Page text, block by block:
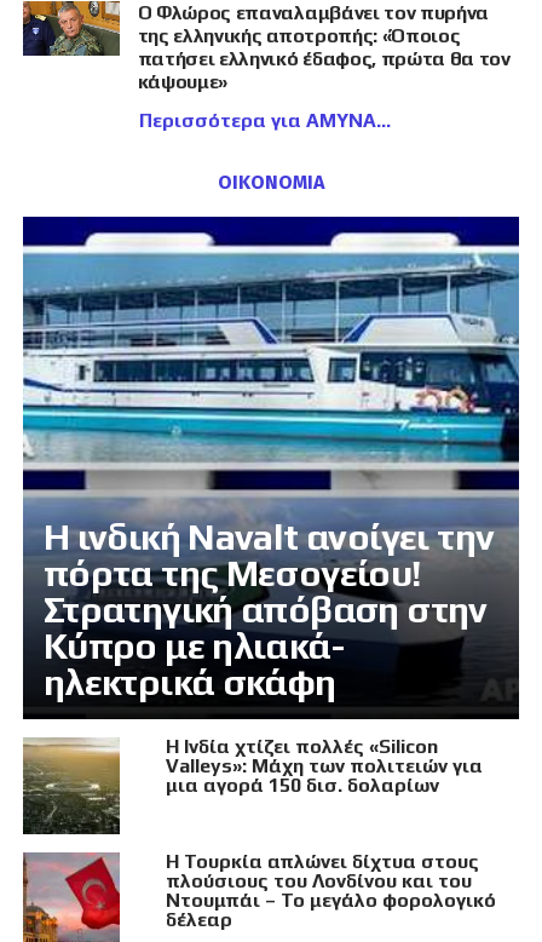
Ο Φλώρος επαναλαμβάνει τον πυρήνα
της ελληνικής αποτροπής: «Όποιος
πατήσει ελληνικό έδαφος, πρώτα θα τον
κάψουμε»
Περισσότερα για ΑΜΥΝΑ
ΟΙΚΟΝΟΜΙΑ
Η ινδική Navalt ανοίγει την
πόρτα της Μεσογείου!
Στρατηγική απόβαση στην
Κύπρο με ηλιακά-
ηλεκτρικά σκάφη
Η Ινδία χτίζει πολλές «Silicon
Valleys»: Μάχη των πολιτειών για
μια αγορά 150 δισ. δολαρίων
Η Τουρκία απλώνει δίχτυα στους
πλούσιους του Λονδίνου και του
Ντουμπάι – Το μεγάλο φορολογικό
δέλεαρ